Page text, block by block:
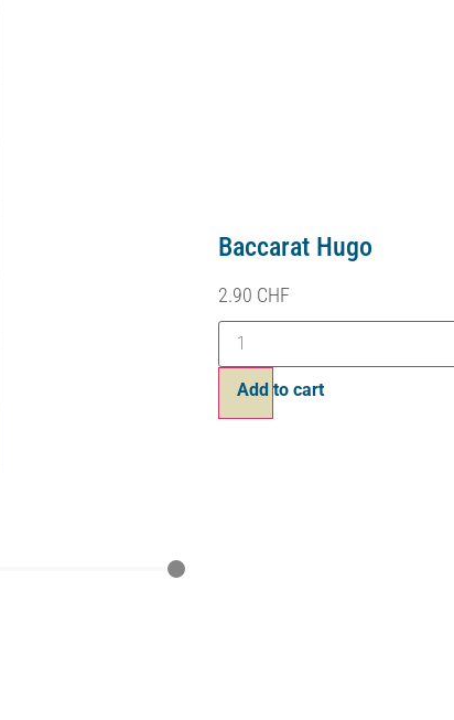
Baccarat Litchi
2.90 CHF
Ajouter au panier